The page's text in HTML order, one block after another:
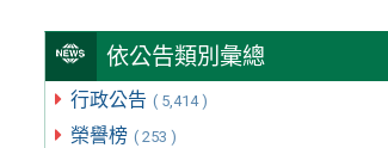
依公告類別彙總
行政公告 ( 5,414 )
榮譽榜 ( 253 )